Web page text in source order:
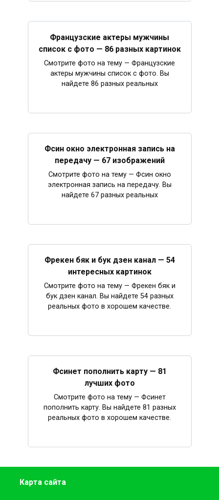
Французские актеры мужчины
список с фото — 86 разных картинок
Смотрите фото на тему — Французские
актеры мужчины список с фото. Вы
найдете 86 разных реальных
Фсин окно электронная запись на
передачу — 67 изображений
Смотрите фото на тему — Фсин окно
электронная запись на передачу. Вы
найдете 67 разных реальных
Фрекен бяк и бук дзен канал — 54
интересных картинок
Смотрите фото на тему — Фрекен бяк и
бук дзен канал. Вы найдете 54 разных
реальных фото в хорошем качестве.
Фсинет пополнить карту — 81
лучших фото
Смотрите фото на тему — Фсинет
пополнить карту. Вы найдете 81 разных
реальных фото в хорошем качестве.
Карта сайта